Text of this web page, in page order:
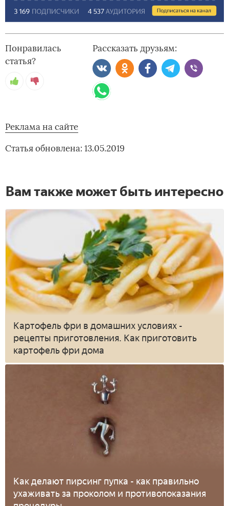
Понравилась
статья?
Рассказать друзьям:
Реклама на сайте
Статья обновлена: 13.05.2019
Вам также может быть интересно
Картофель фри в домашних условиях -
рецепты приготовления. Как приготовить
картофель фри дома
Как делают пирсинг пупка - как правильно
ухаживать за проколом и противопоказания